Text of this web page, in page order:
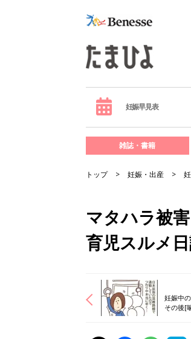
妊娠早見表
雑誌・書籍
トップ 妊娠・出産
マタハラ被
育児スルメ日
妊娠中
その後[